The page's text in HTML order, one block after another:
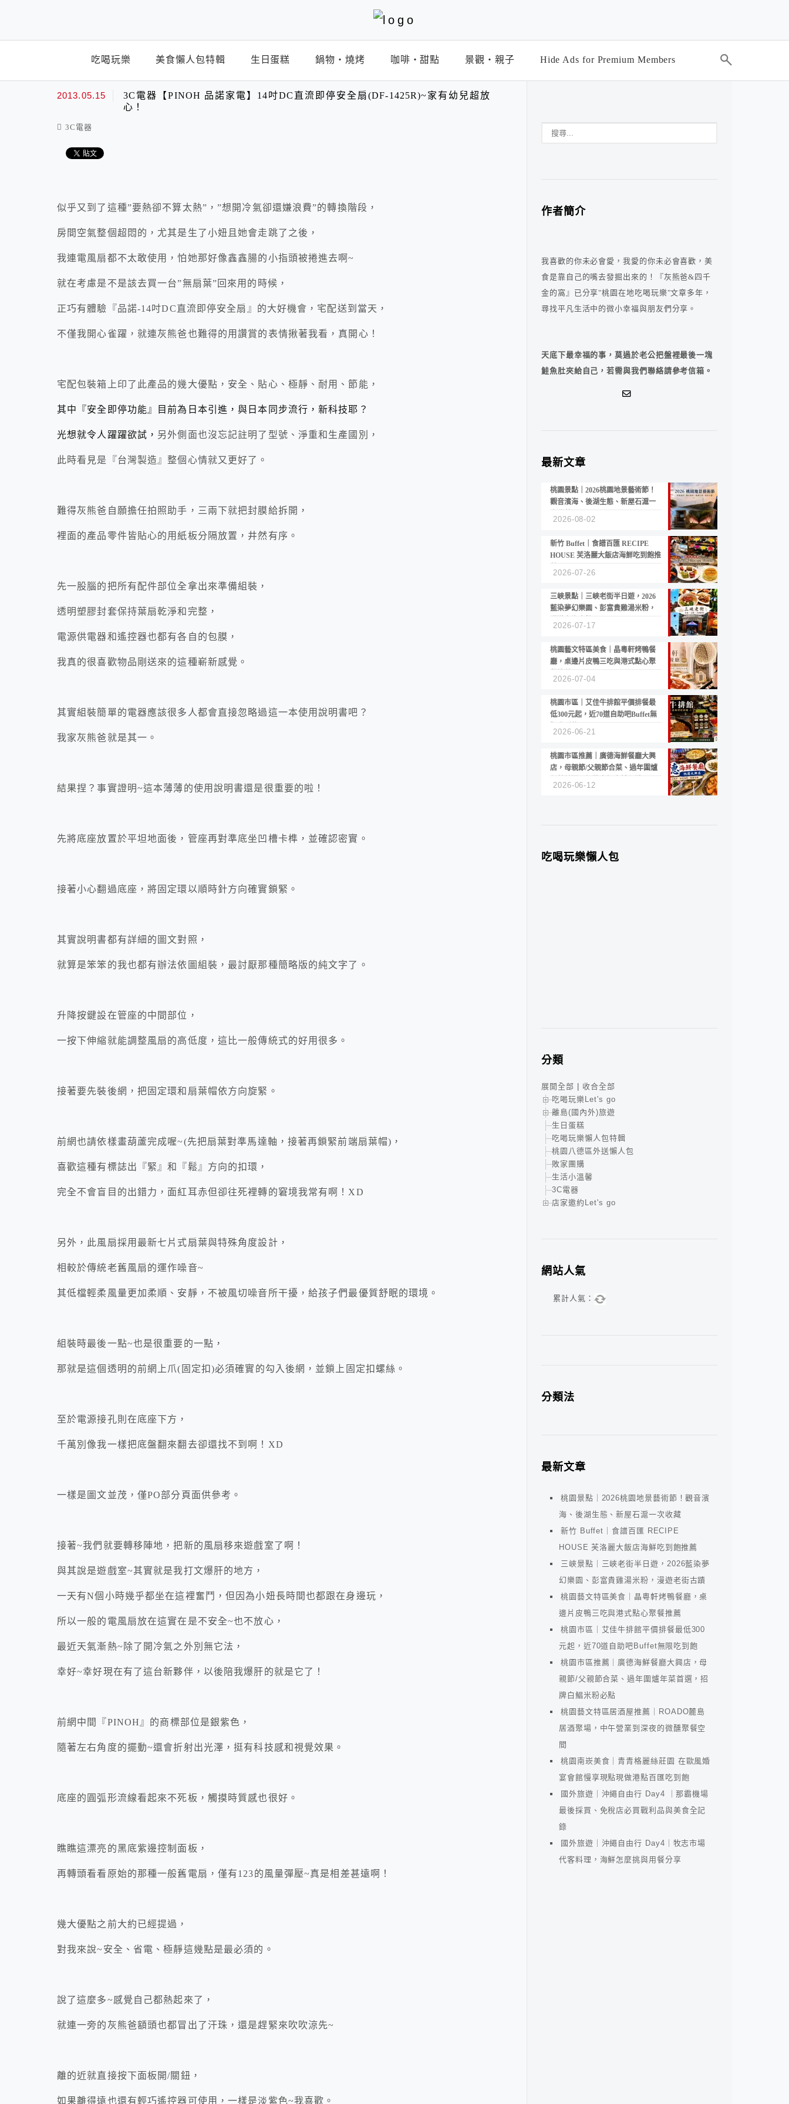
吃喝玩樂 美食懶人包特輯 生日蛋糕 鍋物‧燒烤 咖啡‧甜點 景觀‧親子 Hide Ads for Premium Members
2013.05.15
3C電器【PINOH 品諾家電】14吋DC直流即停安全扇(DF-1425R)~家有幼兒超放
心！
3C電器
似乎又到了這種”要熱卻不算太熱”，”想開冷氣卻還嫌浪費”的轉換階段，
房間空氣整個超悶的，尤其是生了小妞且她會走跳了之後，
我連電風扇都不太敢使用，怕她那好像鑫鑫腸的小指頭被捲進去啊~
就在考慮是不是該去買一台”無扇葉”回來用的時候，
正巧有體驗『品諾-14吋DC直流即停安全扇』的大好機會，宅配送到當天，
不僅我開心雀躍，就連灰熊爸也難得的用讚賞的表情揪著我看，真開心！
宅配包裝箱上印了此產品的幾大優點，安全、貼心、極靜、耐用、節能，
其中『安全即停功能』目前為日本引進，與日本同步流行，新科技耶？
光想就令人躍躍欲試， 另外側面也沒忘記註明了型號、淨重和生產國別，
此時看見是『台灣製造』整個心情就又更好了。
難得灰熊爸自願擔任拍照助手，三兩下就把封膜給拆開，
裡面的產品零件皆貼心的用紙板分隔放置，井然有序。
先一股腦的把所有配件部位全拿出來準備組裝，
透明塑膠封套保持葉扇乾淨和完整，
電源供電器和遙控器也都有各自的包膜，
我真的很喜歡物品剛送來的這種嶄新感覺。
其實組裝簡單的電器應該很多人都會直接忽略過這一本使用說明書吧？
我家灰熊爸就是其一。
結果捏？事實證明~這本薄薄的使用說明書還是很重要的啦！
先將底座放置於平坦地面後，管座再對準底坐凹槽卡榫，並確認密實。
接著小心翻過底座，將固定環以順時針方向確實鎖緊。
其實說明書都有詳細的圖文對照，
就算是笨笨的我也都有辦法依圖組裝，最討厭那種簡略版的純文字了。
升降按鍵設在管座的中間部位，
一按下伸縮就能調整風扇的高低度，這比一般傳統式的好用很多。
接著要先裝後網，把固定環和扇葉帽依方向旋緊。
前網也請依樣畫葫蘆完成喔~(先把扇葉對準馬達軸，接著再鎖緊前端扇葉帽)，
喜歡這種有標誌出『緊』和『鬆』方向的扣環，
完全不會盲目的出錯力，面紅耳赤但卻往死裡轉的窘境我常有啊！XD
另外，此風扇採用最新七片式扇葉與特殊角度設計，
相較於傳統老舊風扇的運作噪音~
其低檔輕柔風量更加柔順、安靜，不被風切噪音所干擾，給孩子們最優質舒眠的環境。
組裝時最後一點~也是很重要的一點，
那就是這個透明的前網上爪(固定扣)必須確實的勾入後網，並鎖上固定扣螺絲。
至於電源接孔則在底座下方，
千萬別像我一樣把底盤翻來翻去卻還找不到啊！XD
一樣是圖文並茂，僅PO部分頁面供參考。
接著~我們就要轉移陣地，把新的風扇移來遊戲室了啊！
與其說是遊戲室~其實就是我打文爆肝的地方，
一天有N個小時幾乎都坐在這裡奮鬥，但因為小妞長時間也都跟在身邊玩，
所以一般的電風扇放在這實在是不安全~也不放心，
最近天氣漸熱~除了開冷氣之外別無它法，
幸好~幸好現在有了這台新夥伴，以後陪我爆肝的就是它了！
前網中間『PINOH』的商標部位是銀紫色，
隨著左右角度的擺動~還會折射出光澤，挺有科技感和視覺效果。
底座的圓弧形流線看起來不死板，觸摸時質感也很好。
瞧瞧這漂亮的黑底紫邊控制面板，
再轉頭看看原始的那種一般舊電扇，僅有123的風量彈壓~真是相差甚遠啊！
幾大優點之前大約已經提過，
對我來說~安全、省電、極靜這幾點是最必須的。
說了這麼多~感覺自己都熱起來了，
就連一旁的灰熊爸額頭也都冒出了汗珠，還是趕緊來吹吹涼先~
離的近就直接按下面板開/關鈕，
如果離得遠也還有輕巧遙控器可使用，一樣是淡紫色~我喜歡。
作者簡介
我喜歡的你未必會愛，我愛的你未必會喜歡，美
食是靠自己的嘴去發掘出來的！『灰熊爸&四千
金的窩』已分享"桃園在地吃喝玩樂"文章多年，
尋找平凡生活中的微小幸福與朋友們分享。
天底下最幸福的事，莫過於老公把盤裡最後一塊
鮭魚肚夾給自己，若需與我們聯絡請參考信箱。
最新文章
桃園景點｜2026桃園地景藝術節！
觀音濱海、後湖生態、新屋石滬一
2026-08-02
新竹 Buffet｜食譜百匯 RECIPE
HOUSE 芙洛麗大飯店海鮮吃到飽推
2026-07-26
三峽景點｜三峽老街半日遊，2026
藍染夢幻樂園、彭富貴雞湯米粉，
2026-07-17
桃園藝文特區美食｜晶粵軒烤鴨餐
廳，桌邊片皮鴨三吃與港式點心聚
2026-07-04
桃園市區｜艾佳牛排館平價排餐最
低300元起，近70道自助吧Buffet無
2026-06-21
桃園市區推薦｜廣德海鮮餐廳大興
店，母親節/父親節合菜、過年圍爐
2026-06-12
吃喝玩樂懶人包
分類
展開全部
收合全部
吃喝玩樂Let's go
離島(國內外)旅遊
生日蛋糕
吃喝玩樂懶人包特輯
桃園八德區外送懶人包
敗家團購
生活小溫馨
3C電器
店家邀約Let's go
網站人氣
累計人氣：
分類法
最新文章
桃園景點｜2026桃園地景藝術節！觀音濱
海、後湖生態、新屋石滬一次收藏
新竹 Buffet｜食譜百匯 RECIPE
HOUSE 芙洛麗大飯店海鮮吃到飽推薦
三峽景點｜三峽老街半日遊，2026藍染夢
幻樂園、彭富貴雞湯米粉，漫遊老街古蹟
桃園藝文特區美食｜晶粵軒烤鴨餐廳，桌
邊片皮鴨三吃與港式點心聚餐推薦
桃園市區｜艾佳牛排館平價排餐最低300
元起，近70道自助吧Buffet無限吃到飽
桃園市區推薦｜廣德海鮮餐廳大興店，母
親節/父親節合菜、過年圍爐年菜首選，招
牌白鯧米粉必點
桃園藝文特區居酒屋推薦｜ROADO麓島
居酒聚場，中午營業到深夜的微醺聚餐空
間
桃園南崁美食｜青青格麗絲莊園 在歐風婚
宴會館慢享現點現做港點百匯吃到飽
國外旅遊｜沖繩自由行 Day4 ｜那霸機場
最後採買、免稅店必買戰利品與美食全記
錄
國外旅遊｜沖繩自由行 Day4｜牧志市場
代客料理，海鮮怎麼挑與用餐分享